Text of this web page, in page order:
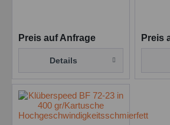
Preis auf Anfrage
Details
Preis